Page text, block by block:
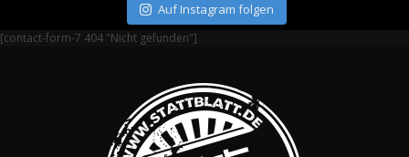
Auf Instagram folgen
[contact-form-7 404 "Nicht gefunden"]